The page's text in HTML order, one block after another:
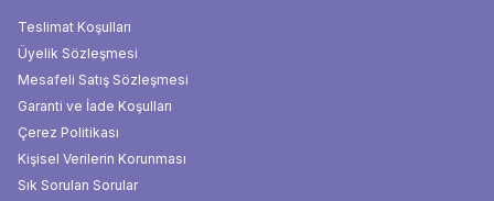
Teslimat Koşulları
Üyelik Sözleşmesi
Mesafeli Satış Sözleşmesi
Garanti ve İade Koşulları
Çerez Politikası
Kişisel Verilerin Korunması
Sık Sorulan Sorular